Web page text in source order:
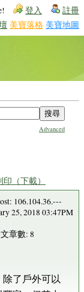
登入 註冊
美寶落格 美寶地圖
Advanced
印（下載）
106.104.36.---
25, 2018 03:47PM
章數: 8
了戶外可以